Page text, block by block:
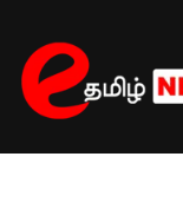
Skip
to
content